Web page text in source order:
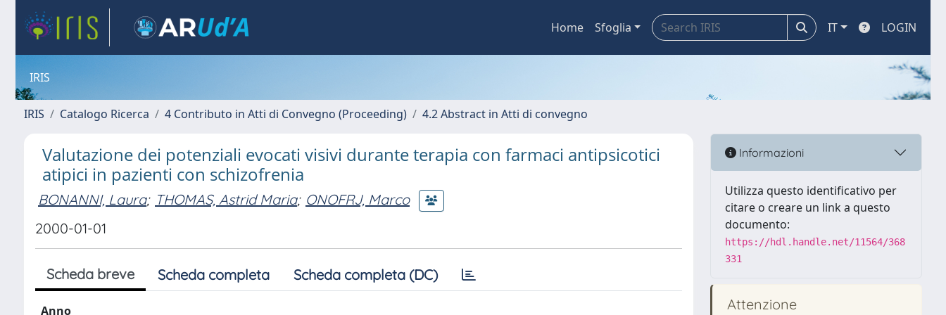
Home Sfoglia IT LOGIN
IRIS
IRIS Catalogo Ricerca 4 Contributo in Atti di Convegno (Proceeding) 4.2 Abstract in Atti di convegno
Valutazione dei potenziali evocati visivi durante terapia con farmaci antipsicotici
atipici in pazienti con schizofrenia
BONANNI, Laura; THOMAS, Astrid Maria; ONOFRJ, Marco
2000-01-01
Scheda breve Scheda completa Scheda completa (DC)
Anno
Informazioni
Utilizza questo identificativo per
citare o creare un link a questo
documento:
https://hdl.handle.net/11564/368
331
Attenzione